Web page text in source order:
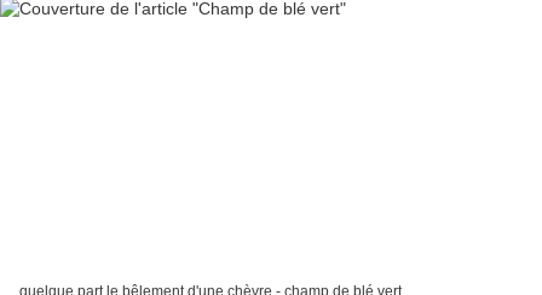
quelque part le bêlement d'une chèvre - champ de blé vert